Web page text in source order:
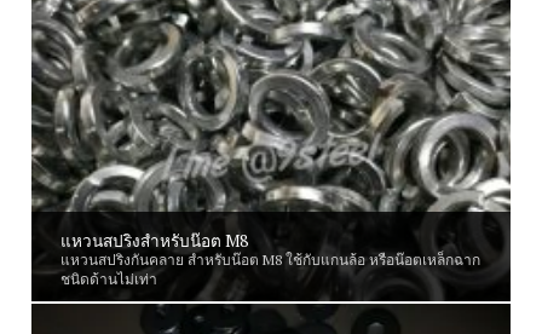
แหวนสปริงสำหรับน๊อต M8
แหวนสปริงกันคลาย สำหรับน๊อต M8 ใช้กับแกนล้อ หรือน๊อตเหล็กฉาก
ชนิดด้านไม่เท่า